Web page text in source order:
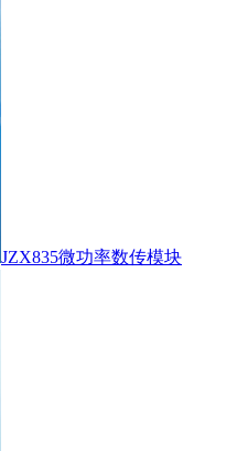
JZX835微功率数传模块